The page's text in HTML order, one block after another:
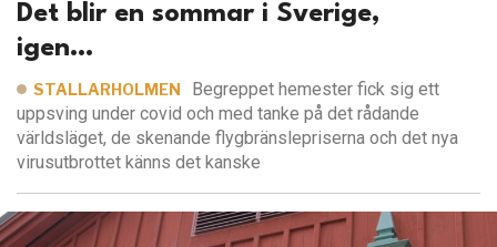
Det blir en sommar i Sverige,
igen…
STALLARHOLMEN
Begreppet hemester fick sig ett
uppsving under covid och med tanke på det rådande
världsläget, de skenande flygbränslepriserna och det nya
virusutbrottet känns det kanske